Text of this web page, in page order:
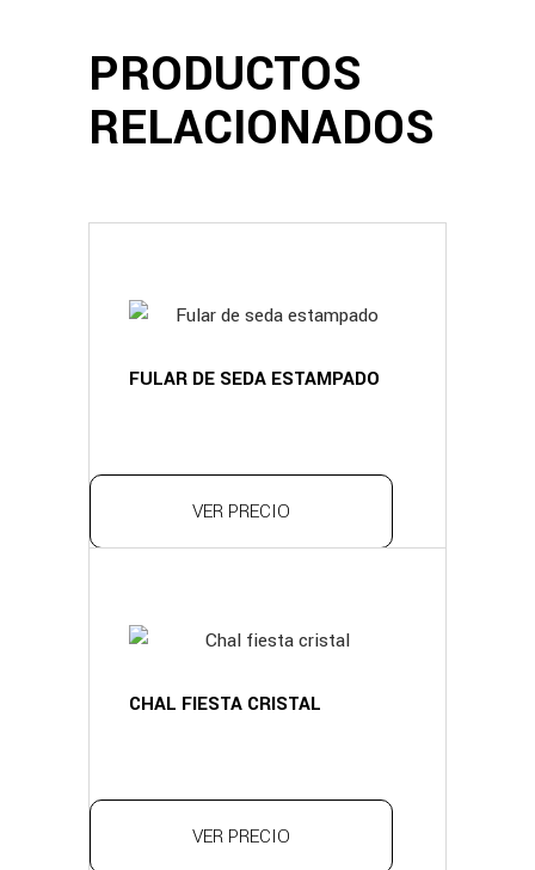
PRODUCTOS
RELACIONADOS
FULAR DE SEDA ESTAMPADO
VER PRECIO
CHAL FIESTA CRISTAL
VER PRECIO